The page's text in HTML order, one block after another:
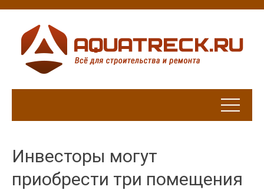
Инвесторы могут
приобрести три помещения